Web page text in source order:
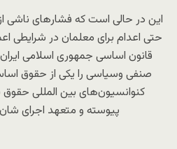
این در حالی است که فشارهای ناشی
قانون اساسی جمهوری اسلامی
صنفی وسیاسی را یکی از حقوق
کنوانسیون‌های بین المللی حقوق
پیوسته و متعهد اجرای